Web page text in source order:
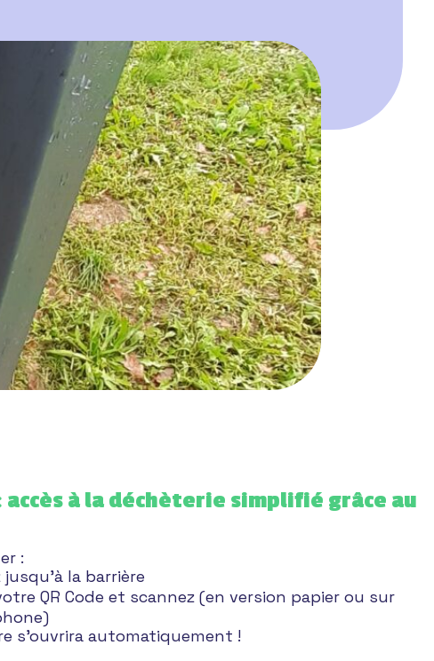
accès à la déchèterie simplifié grâce au
:
jusqu’à la barrière
QR Code et scannez (en version papier ou sur
s’ouvrira automatiquement !